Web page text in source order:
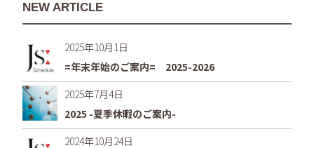
NEW ARTICLE
2025年10月1日
=年末年始のご案内= 2025-2026
2025年7月4日
2025 -夏季休暇のご案内-
2024年10月24日